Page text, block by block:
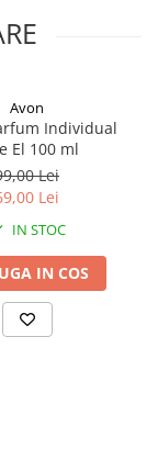
Avon
Individual
El 100 ml
Lei
Lei
IN STOC
IN COS